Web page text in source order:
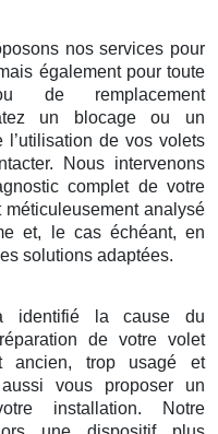
nos services pour
également pour toute
de remplacement
un blocage ou un
de vos volets
Nous intervenons
complet de votre
analysé
et, le cas échéant, en
solutions adaptées.
identifié la cause du
de votre volet
ancien, trop usagé et
vous proposer un
installation. Notre